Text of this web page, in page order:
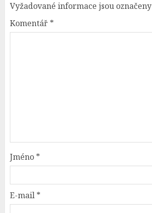
Vyžadované informace jsou označeny
Komentář *
Jméno *
E-mail *